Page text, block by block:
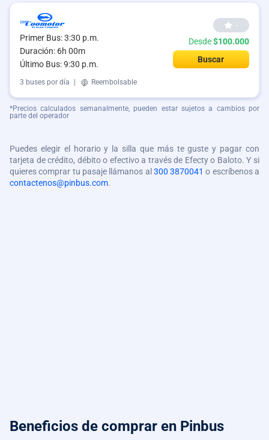
Primer Bus: 3:30 p.m.
Duración: 6h 00m
Último Bus: 9:30 p.m.
--
Desde$100.000
Buscar
3 buses por día Reembolsable
*Precios calculados semanalmente, pueden estar sujetos a cambios por
parte del operador
Puedes elegir el horario y la silla que más te guste y pagar con
tarjeta de crédito, débito o efectivo a través de Efecty o Baloto. Y si
quieres comprar tu pasaje llámanos al 300 3870041 o escríbenos a
contactenos@pinbus.com.
Beneficios de comprar en Pinbus